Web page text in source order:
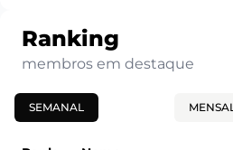
Ranking
membros em destaque
SEMANAL MENSAL